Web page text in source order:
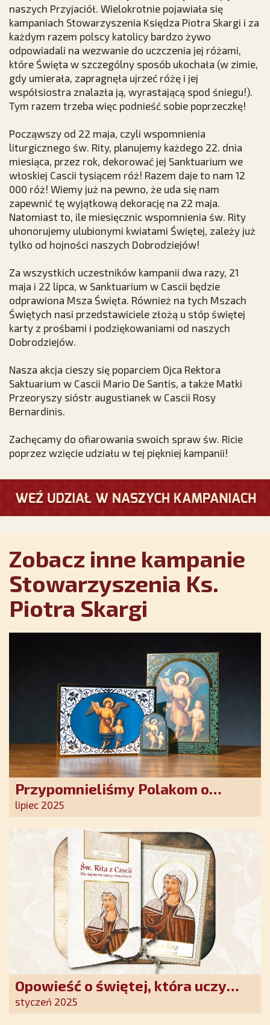
naszych Przyjaciół. Wielokrotnie pojawiała się
kampaniach Stowarzyszenia Księdza Piotra Skargi i za
każdym razem polscy katolicy bardzo żywo
odpowiadali na wezwanie do uczczenia jej różami,
które Święta w szczególny sposób ukochała (w zimie,
gdy umierała, zapragnęła ujrzeć różę i jej
współsiostra znalazła ją, wyrastającą spod śniegu!).
Tym razem trzeba więc podnieść sobie poprzeczkę!
Począwszy od 22 maja, czyli wspomnienia
liturgicznego św. Rity, planujemy każdego 22. dnia
miesiąca, przez rok, dekorować jej Sanktuarium we
włoskiej Cascii tysiącem róż! Razem daje to nam 12
000 róż! Wiemy już na pewno, że uda się nam
zapewnić tę wyjątkową dekorację na 22 maja.
Natomiast to, ile miesięcznic wspomnienia św. Rity
uhonorujemy ulubionymi kwiatami Świętej, zależy już
tylko od hojności naszych Dobrodziejów!
Za wszystkich uczestników kampanii dwa razy, 21
maja i 22 lipca, w Sanktuarium w Cascii będzie
odprawiona Msza Święta. Również na tych Mszach
Świętych nasi przedstawiciele złożą u stóp świętej
karty z prośbami i podziękowaniami od naszych
Dobrodziejów.
Nasza akcja cieszy się poparciem Ojca Rektora
Saktuarium w Cascii Mario De Santis, a także Matki
Przeoryszy sióstr augustianek w Cascii Rosy
Bernardinis.
Zachęcamy do ofiarowania swoich spraw św. Ricie
poprzez wzięcie udziału w tej piękniej kampanii!
Zobacz inne kampanie
Stowarzyszenia Ks.
Piotra Skargi
Przypomnieliśmy Polakom o
obecności Anioła Stróża!
lipiec 2025
Opowieść o świętej, która uczy
szczerego oddania się Bogu.
styczeń 2025